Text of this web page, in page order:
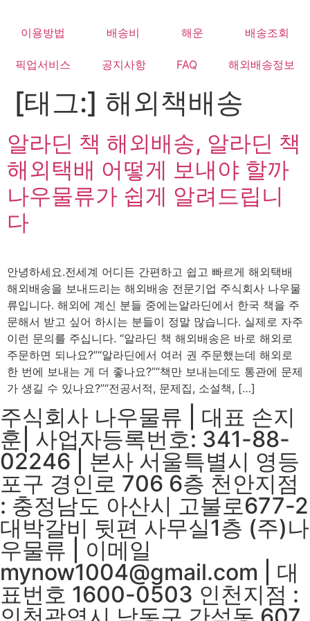
content
이용방법 배송비 해운 배송조회
픽업서비스 공지사항 FAQ 해외배송정보
[태그:] 해외책배송
알라딘 책 해외배송, 알라딘 책
해외택배 어떻게 보내야 할까
나우물류가 쉽게 알려드립니
다
안녕하세요.전세계 어디든 간편하고 쉽고 빠르게 해외택배
해외배송을 보내드리는 해외배송 전문기업 주식회사 나우물
류입니다. 해외에 계신 분들 중에는알라딘에서 한국 책을 주
문해서 받고 싶어 하시는 분들이 정말 많습니다. 실제로 자주
이런 문의를 주십니다. “알라딘 책 해외배송은 바로 해외로
주문하면 되나요?”“알라딘에서 여러 권 주문했는데 해외로
한 번에 보내는 게 더 좋나요?”“책만 보내는데도 통관에 문제
가 생길 수 있나요?”“전공서적, 문제집, 소설책, […]
주식회사 나우물류 | 대표 손지
훈| 사업자등록번호: 341-88-
02246 | 본사 서울특별시 영등
포구 경인로 706 6층 천안지점
: 충정남도 아산시 고불로677-2
대박갈비 뒷편 사무실1층 (주)나
우물류 | 이메일
mynow1004@gmail.com | 대
표번호 1600-0503 인천지점 :